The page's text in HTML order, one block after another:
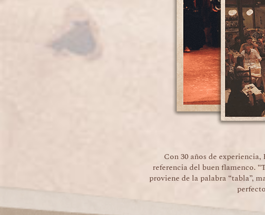
Con 30 años de
referencia del buen flamenco.
proviene de la palabra “tabla”,